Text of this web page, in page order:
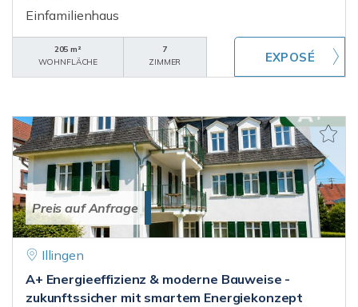
Einfamilienhaus
205 m²
WOHNFLÄCHE
7
ZIMMER
Preis auf Anfrage
Illingen
A+ Energieeffizienz & moderne Bauweise -
zukunftssicher mit smartem Energiekonzept